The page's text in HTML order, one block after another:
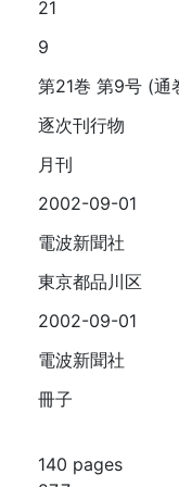
21
9
第21巻 第9号 (通
逐次刊行物
月刊
2002-09-01
電波新聞社
東京都品川区
2002-09-01
電波新聞社
冊子
140 pages